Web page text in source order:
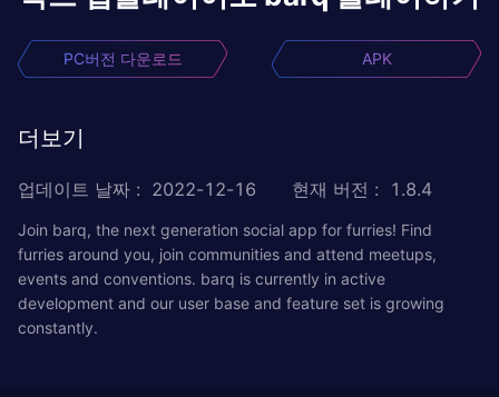
PC버전 다운로드 APK
더보기
업데이트 날짜 : 2022-12-16 현재 버전 : 1.8.4
Join barq, the next generation social app for furries! Find
furries around you, join communities and attend meetups,
events and conventions. barq is currently in active
development and our user base and feature set is growing
constantly.